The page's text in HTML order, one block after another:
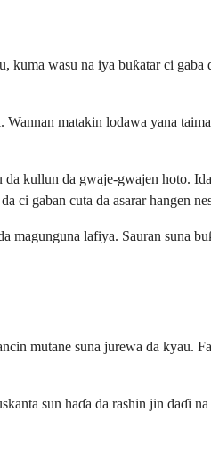
wasu na iya buƙatar ci
matakin lodawa yana
kullun da gwaje-gwajen hoto.
ci gaban cuta da asarar hangen
magunguna lafiya. Sauran suna
mutane suna jurewa da kyau.
sun haɗa da rashin jin